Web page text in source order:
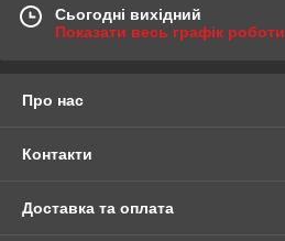
Сьогодні вихідний
Показати весь графік роботи
Про нас
Контакти
Доставка та оплата